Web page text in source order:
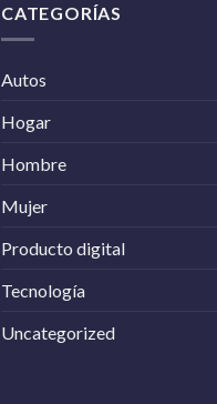
CATEGORÍAS
Autos
Hogar
Hombre
Mujer
Producto digital
Tecnología
Uncategorized